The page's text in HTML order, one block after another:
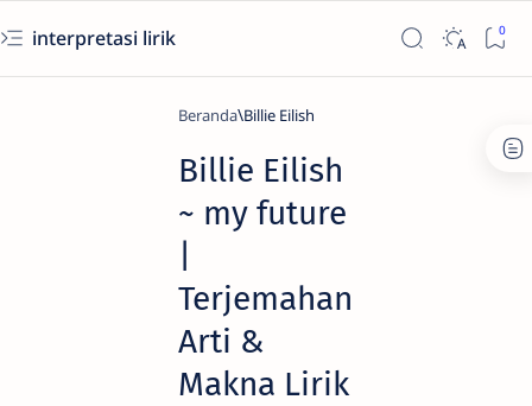
interpretasi lirik
Beranda Billie Eilish
Billie Eilish
~ my future
Terjemahan
Arti &
Makna Lirik